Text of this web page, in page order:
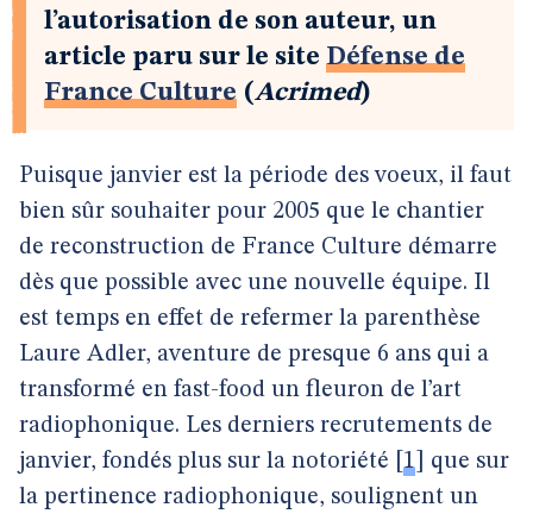
l’autorisation de son auteur, un
article paru sur le site Défense de
France Culture (Acrimed)
Puisque janvier est la période des voeux, il faut
bien sûr souhaiter pour 2005 que le chantier
de reconstruction de France Culture démarre
dès que possible avec une nouvelle équipe. Il
est temps en effet de refermer la parenthèse
Laure Adler, aventure de presque 6 ans qui a
transformé en fast-food un fleuron de l’art
radiophonique. Les derniers recrutements de
janvier, fondés plus sur la notoriété
1
que sur
la pertinence radiophonique, soulignent un